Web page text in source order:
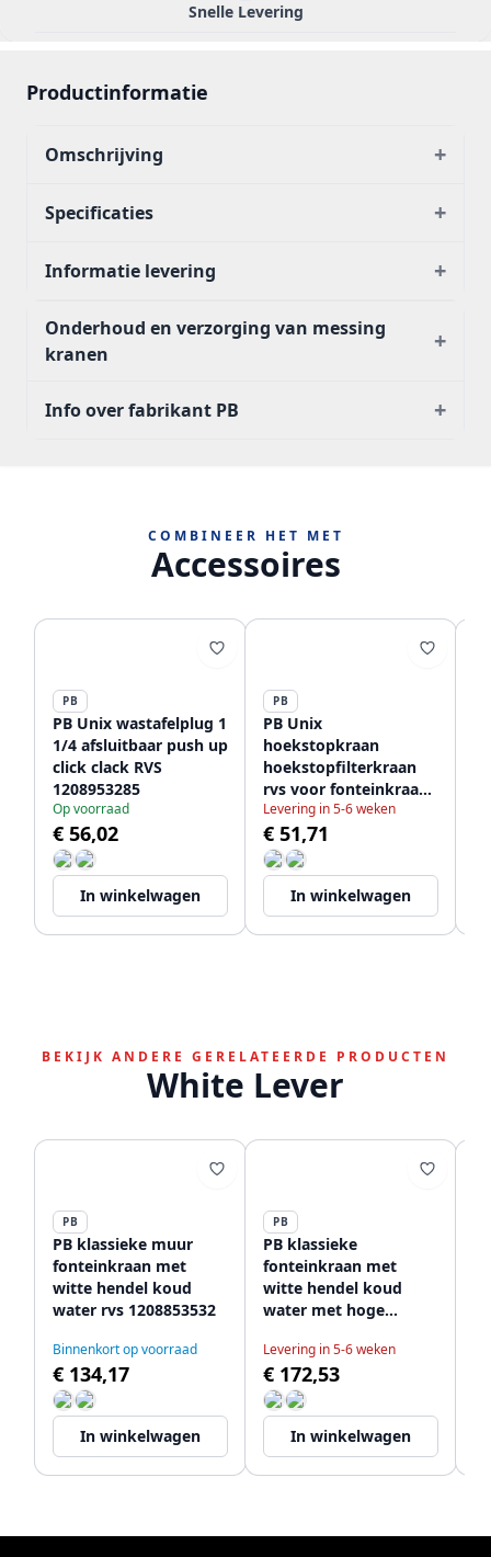
Snelle Levering
Productinformatie
Omschrijving +
Specificaties +
Informatie levering +
Onderhoud en verzorging van messing
kranen
+
Info over fabrikant PB +
COMBINEER HET MET
Accessoires
PB
PB Unix wastafelplug 1
1/4 afsluitbaar push up
click clack RVS
1208953285
Op voorraad
€ 56,02
In winkelwagen
PB
PB Unix
hoekstopkraan
hoekstopfilterkraan
rvs voor fonteinkraan
en wastafelkraan
1208953288
Levering in 5-6 weken
€ 51,71
In winkelwagen
BEKIJK ANDERE GERELATEERDE PRODUCTEN
White Lever
PB
PB klassieke muur
fonteinkraan met
witte hendel koud
water rvs 1208853532
Binnenkort op voorraad
€ 134,17
In winkelwagen
PB
PB klassieke
fonteinkraan met
witte hendel koud
water met hoge
Levering in 5-6 weken
€ 172,53
In winkelwagen